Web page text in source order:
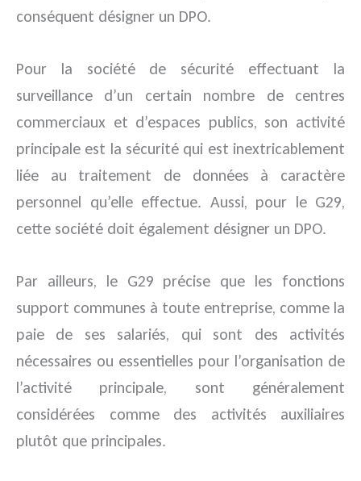
conséquent désigner un DPO.
Pour la société de sécurité effectuant la
surveillance d’un certain nombre de centres
commerciaux et d’espaces publics, son activité
principale est la sécurité qui est inextricablement
liée au traitement de données à caractère
personnel qu’elle effectue. Aussi, pour le G29,
cette société doit également désigner un DPO.
Par ailleurs, le G29 précise que les fonctions
support communes à toute entreprise, comme la
paie de ses salariés, qui sont des activités
nécessaires ou essentielles pour l’organisation de
l’activité principale, sont généralement
considérées comme des activités auxiliaires
plutôt que principales.